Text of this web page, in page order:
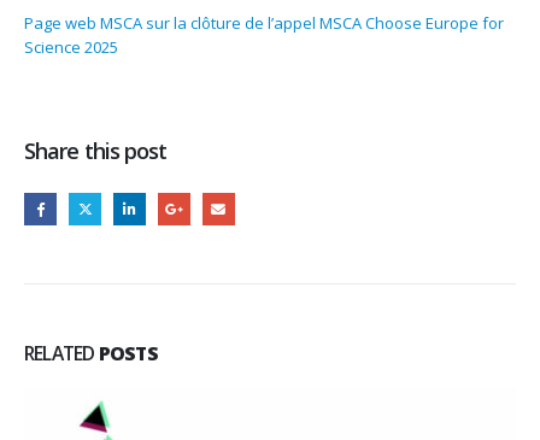
Page web MSCA sur la clôture de l’appel MSCA Choose Europe for
Science 2025
Share this post
RELATED POSTS